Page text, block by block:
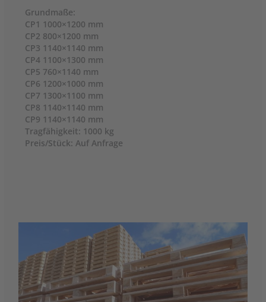
Grundmaße:
CP1 1000×1200 mm
CP2 800×1200 mm
CP3 1140×1140 mm
CP4 1100×1300 mm
CP5 760×1140 mm
CP6 1200×1000 mm
CP7 1300×1100 mm
CP8 1140×1140 mm
CP9 1140×1140 mm
Tragfähigkeit: 1000 kg
Preis/Stück: Auf Anfrage